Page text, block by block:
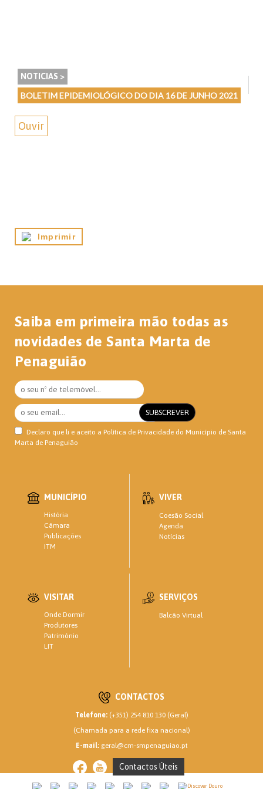
NOTICIAS >
BOLETIM EPIDEMIOLÓGICO DO DIA 16 DE JUNHO 2021
Ouvir
Imprimir
Saiba em primeira mão todas as
novidades de Santa Marta de
Penaguião
Declaro que li e aceito a Política de Privacidade do Município de Santa
Marta de Penaguião
MUNICÍPIO
História
Câmara
Publicações
ITM
VIVER
Coesão Social
Agenda
Notícias
VISITAR
Onde Dormir
Produtores
Património
LIT
SERVIÇOS
Balcão Virtual
CONTACTOS
Telefone:(+351) 254 810 130 (Geral)
(Chamada para a rede fixa nacional)
E-mail:geral@cm-smpenaguiao.pt
Contactos Úteis